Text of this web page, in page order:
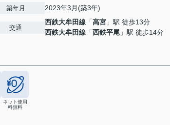
築年月 2023年3月(築3年)
交通
西鉄大牟田線 「高宮 」駅 徒歩13分
西鉄大牟田線 「西鉄平尾 」駅 徒歩14分
ネット使用
料無料